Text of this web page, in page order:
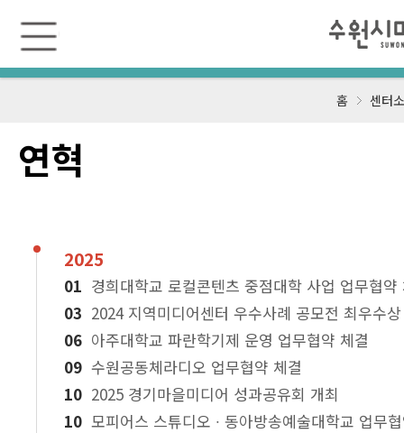
어
홈 센터
연혁
2025
경희대학교 로컬콘텐츠 중점대학 사업 업무협약
2024 지역미디어센터 우수사례 공모전 최우수
아주대학교 파란학기제 운영 업무협약 체결
수원공동체라디오 업무협약 체결
2025 경기마을미디어 성과공유회 개최
모피어스 스튜디오 ∙ 동아방송예술대학교 업무